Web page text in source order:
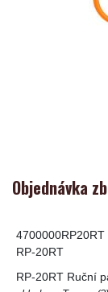
Objednávka
4700000RP20RT
RP-20RT
RP-20RT Ruční